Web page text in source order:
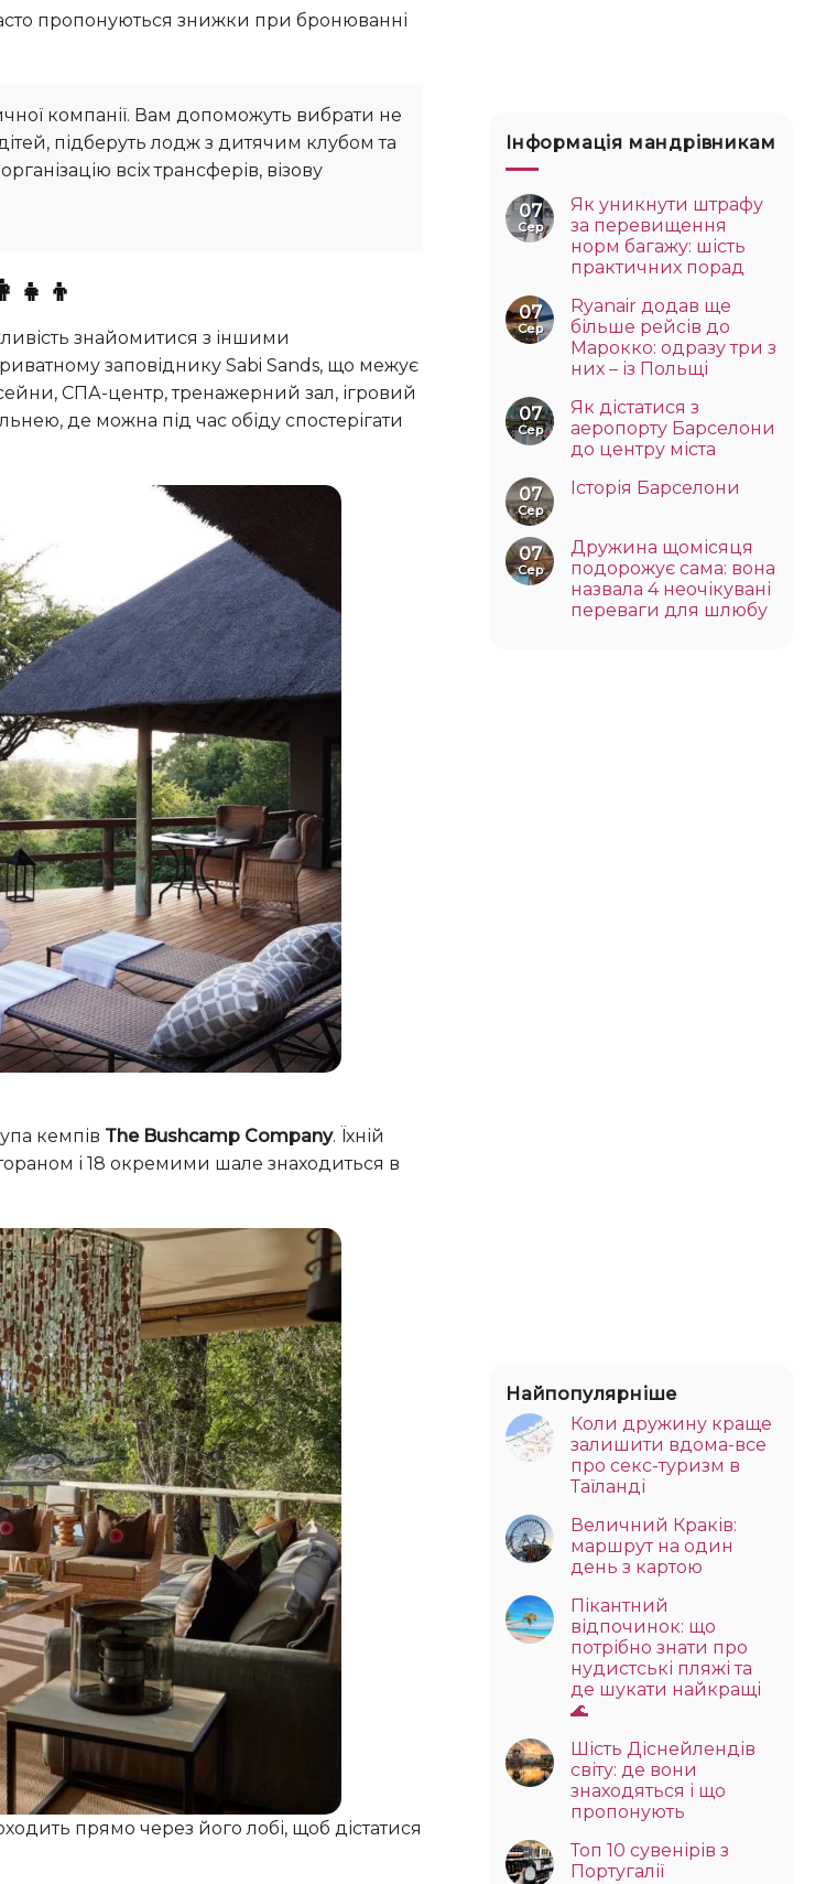
компанії. Вам допоможуть вибрати не
підберуть лодж з дитячим клубом та
всіх трансферів, візову
заповіднику Sabi Sands, що межує
СПА-центр, тренажерний зал, ігровий
де можна під час обіду спостерігати
кемпів The Bushcamp Company. Їхній
і 18 окремими шале знаходиться в
прямо через його лобі, щоб дістатися
Інформація мандрівникам
07
Сер
Як уникнути штрафу
за перевищення
норм багажу: шість
практичних порад
07
Сер
Ryanair додав ще
більше рейсів до
Марокко: одразу три з
них – із Польщі
07
Сер
Як дістатися з
аеропорту Барселони
до центру міста
07
Сер
Історія Барселони
07
Сер
Дружина щомісяця
подорожує сама: вона
назвала 4 неочікувані
переваги для шлюбу
Найпопулярніше
Коли дружину краще
залишити вдома-все
про секс-туризм в
Таїланді
Величний Краків:
маршрут на один
день з картою
Пікантний
відпочинок: що
потрібно знати про
нудистські пляжі та
де шукати найкращі
🌊
Шість Діснейлендів
світу: де вони
знаходяться і що
пропонують
Топ 10 сувенірів з
Португалії